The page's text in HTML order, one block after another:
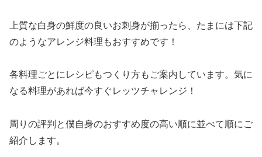
上質な白身の鮮度の良いお刺身が揃ったら、たまには下記
のようなアレンジ料理もおすすめです！
各料理ごとにレシピもつくり方もご案内しています。気に
なる料理があれば今すぐレッツチャレンジ！
周りの評判と僕自身のおすすめ度の高い順に並べて順にご
紹介します。